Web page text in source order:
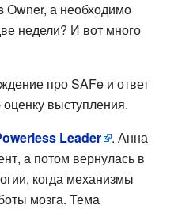
Owner, а необходимо
недели? И вот много
про SAFe и ответ
выступления.
Leader
. Анна
а потом вернулась в
когда механизмы
мозга. Тема